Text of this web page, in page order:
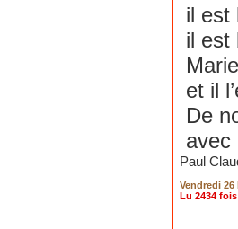
il est
il est
et il
De
avec
Paul
Vendredi 26
Lu 2434 fois